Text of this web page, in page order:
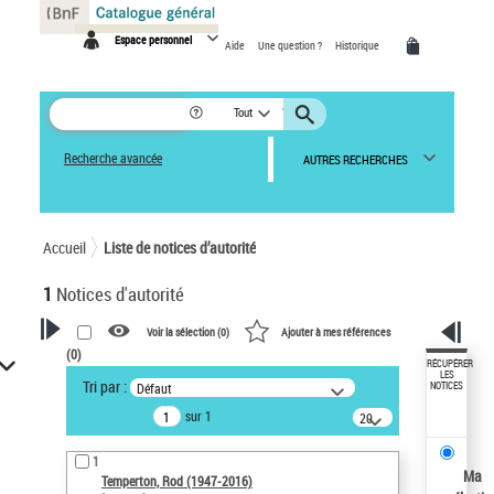
Espace personnel Aide Une question ? Historique
Tout
Recherche avancée AUTRES RECHERCHES
Accueil Liste de notices d’autorité
1 Notices d'autorité
VOTRE RECHERCHE
Recherche avancée dans les
notices d’autorité
Œuvres liées à l'auteur :
Temperton, Rod (1947-2016)
Voir la sélection (0) Ajouter à mes références
(0)
Tri par : Défaut
sur 1
20
résultats/page
1
Temperton, Rod (1947-2016)
RÉCUPÉRER
LES
NOTICES
Ma
Panneau de gestion des cookies